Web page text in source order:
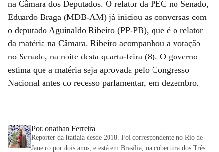
na Câmara dos Deputados. O relator da PEC no Senado,
Eduardo Braga (MDB-AM) já iniciou as conversas com
o deputado Aguinaldo Ribeiro (PP-PB), que é o relator
da matéria na Câmara. Ribeiro acompanhou a votação
no Senado, na noite desta quarta-feira (8). O governo
estima que a matéria seja aprovada pelo Congresso
Nacional antes do recesso parlamentar, em dezembro.
PorJonathan Ferreira
Repórter da Itatiaia desde 2018. Foi correspondente no Rio de
Janeiro por dois anos, e está em Brasília, na cobertura dos Três